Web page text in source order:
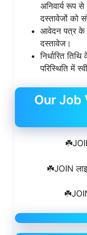
अनिवार्य
दस्तावेजों को
आवेदन पत्र के
दस्तावेज।
निर्धारित
परिस्थिति में
Our Job
☘️JOIN